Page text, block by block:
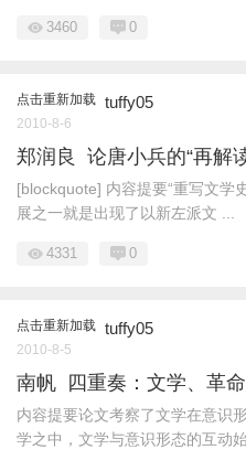
3460 0
点击重新加载 tuffy05
2010-8-6
郑润良 论唐小兵的“再解
[blockquote] 内容提要“重写文学
展之一就是出现了以新左派文 ...
4331 0
点击重新加载 tuffy05
2010-8-5
南帆 四重奏：文学、革
内容提要论文考察了文学在意识
学之中，文学与意识形态的互动始